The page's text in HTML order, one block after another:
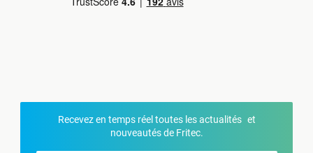
Recevez en temps réel toutes les actualités et
nouveautés de Fritec.